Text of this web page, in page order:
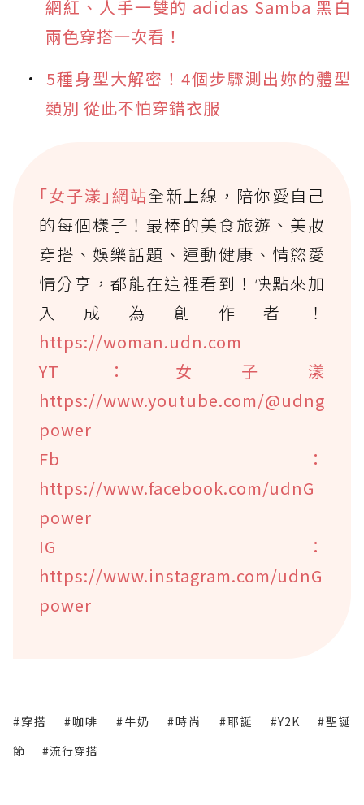
網紅、人手一雙的 adidas Samba 黑白
兩色穿搭一次看！
5種身型大解密！4個步驟測出妳的體型
類別 從此不怕穿錯衣服
｢女子漾｣網站全新上線，陪你愛自己
的每個樣子！最棒的美食旅遊、美妝
穿搭、娛樂話題、運動健康、情慾愛
情分享，都能在這裡看到！快點來加
入成為創作者！
https://woman.udn.com
YT：女子漾
https://www.youtube.com/@udng
power
Fb：
https://www.facebook.com/udnG
power
IG：
https://www.instagram.com/udnG
power
#穿搭 #咖啡 #牛奶 #時尚 #耶誕 #Y2K
#聖誕
節
#流行穿搭